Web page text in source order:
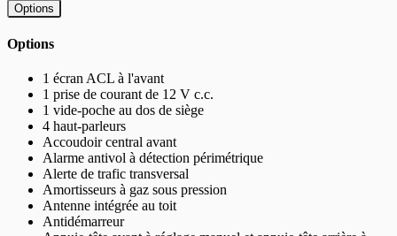
Options
Options
1 écran ACL à l'avant
1 prise de courant de 12 V c.c.
1 vide-poche au dos de siège
4 haut-parleurs
Accoudoir central avant
Alarme antivol à détection périmétrique
Alerte de trafic transversal
Amortisseurs à gaz sous pression
Antenne intégrée au toit
Antidémarreur